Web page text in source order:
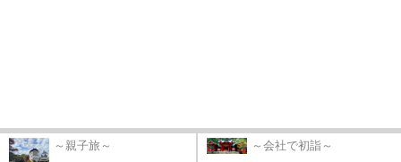
～親子旅～ ～会社で初詣～